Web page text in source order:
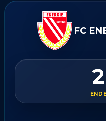
FC